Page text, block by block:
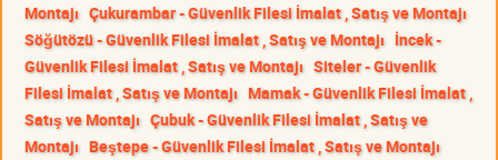
Montajı Çukurambar - Güvenlik Filesi İmalat , Satış ve Montajı
Söğütözü - Güvenlik Filesi İmalat , Satış ve Montajı İncek -
Güvenlik Filesi İmalat , Satış ve Montajı Siteler - Güvenlik
Filesi İmalat , Satış ve Montajı Mamak - Güvenlik Filesi İmalat ,
Satış ve Montajı Çubuk - Güvenlik Filesi İmalat , Satış ve
Montajı Beştepe - Güvenlik Filesi İmalat , Satış ve Montajı